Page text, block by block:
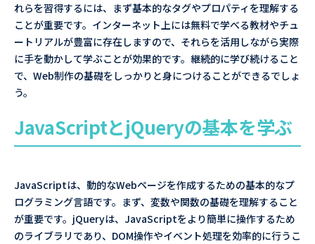
れらを習得するには、まず基本的なタグやプロパティを理解する
ことが重要です。インターネット上には無料で学べる教材やチュ
ートリアルが豊富に存在しますので、それらを活用しながら実際
に手を動かして学ぶことが効果的です。継続的に学び続けること
で、Web制作の基礎をしっかりと身につけることができるでしょ
う。
JavaScriptとjQueryの基本を学ぶ
JavaScriptは、動的なWebページを作成するための基本的なプ
ログラミング言語です。まず、変数や関数の基礎を理解すること
が重要です。jQueryは、JavaScriptをより簡単に操作するため
のライブラリであり、DOM操作やイベント処理を効率的に行うこ